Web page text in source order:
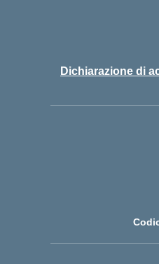
Dichiarazione di